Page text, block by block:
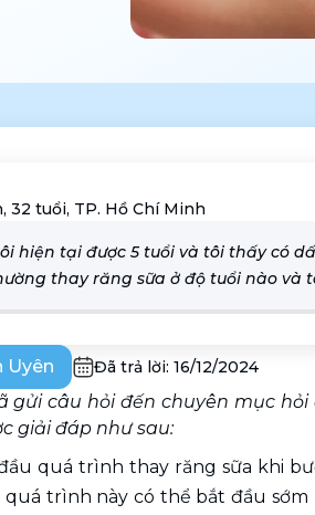
32 tuổi, TP. Hồ Chí Minh
hiện tại được 5 tuổi và tôi thấy có
thay răng sữa ở độ tuổi nào
Uyên Đã trả lời: 16/12/2024
gửi câu hỏi đến chuyên mục
giải đáp như sau:
quá trình thay răng sữa khi
trình này có thể bắt đầu